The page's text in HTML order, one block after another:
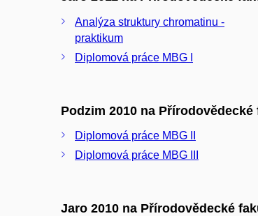
Analýza struktury chromatinu -
praktikum
Diplomová práce MBG I
Podzim 2010 na Přírodovědecké
Diplomová práce MBG II
Diplomová práce MBG III
Jaro 2010 na Přírodovědecké